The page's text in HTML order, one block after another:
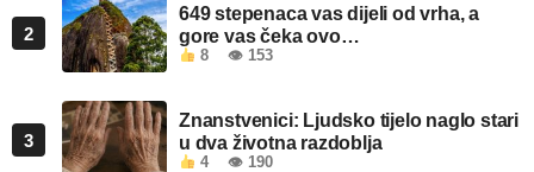
2
649 stepenaca vas dijeli od vrha, a
gore vas čeka ovo…
8 👁 153
3
Znanstvenici: Ljudsko tijelo naglo stari
u dva životna razdoblja
4 👁 190